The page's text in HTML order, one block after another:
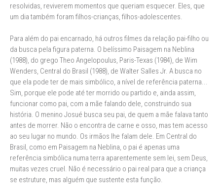
resolvidas, reviverem momentos que queriam esquecer. Eles, que
um dia também foram filhos-crianças, filhos-adolescentes.
Para além do pai encarnado, há outros filmes da relação pai-filho ou
da busca pela figura paterna. O belíssimo Paisagem na Neblina
(1988), do grego Theo Angelopoulus, Paris-Texas (1984), de Wim
Wenders, Central do Brasil (1988), de Walter Salles Jr. A busca no
que ela pode ter de mais simbólico, a nível de referência paterna...
Sim, porque ele pode até ter morrido ou partido e, ainda assim,
funcionar como pai, com a mãe falando dele, construindo sua
história. O menino Josué busca seu pai, de quem a mãe falava tanto
antes de morrer. Não o encontra de carne e osso, mas tem acesso
ao seu lugar no mundo. Os irmãos lhe falam dele. Em Central do
Brasil, como em Paisagem na Neblina, o pai é apenas uma
referência simbólica numa terra aparentemente sem lei, sem Deus,
muitas vezes cruel. Não é necessário o pai real para que a criança
se estruture, mas alguém que sustente esta função.